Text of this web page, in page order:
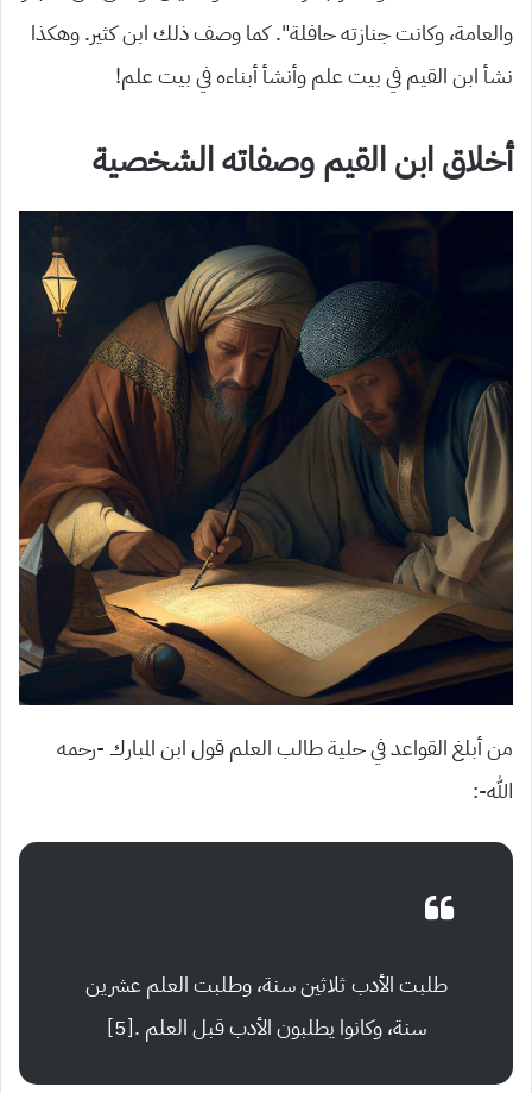
والعامة، وكانت جنازتهحافلة”. كما وصف ذلك ابن كثير.وهكذا
نشأ ابن القيم في بيت علم وأنشأ أبناءه في بيت علم!
أخلاق ابن القيم وصفاته الشخصية
من أبلغ القواعد في حلية طالب العلم قول ابن المبارك -رحمه
الله-:
طلبت الأدب ثلاثين سنة، وطلبت العلم عشرين
سنة، وكانوا يطلبون الأدب قبل العلم .[5]